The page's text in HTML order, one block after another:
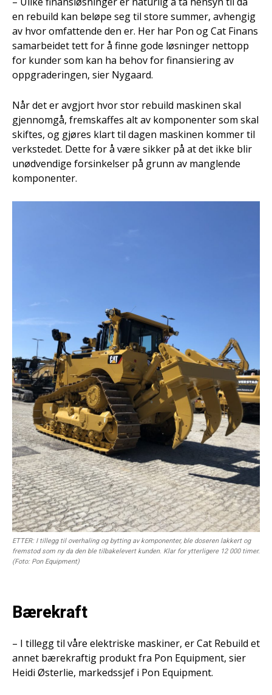
en rebuild kan beløpe seg til store summer, avhengig
av hvor omfattende den er. Her har Pon og Cat Finans
samarbeidet tett for å finne gode løsninger nettopp
for kunder som kan ha behov for finansiering av
oppgraderingen, sier Nygaard.
Når det er avgjort hvor stor rebuild maskinen skal
gjennomgå, fremskaffes alt av komponenter som skal
skiftes, og gjøres klart til dagen maskinen kommer til
verkstedet. Dette for å være sikker på at det ikke blir
unødvendige forsinkelser på grunn av manglende
komponenter.
ETTER: I tillegg til overhaling og bytting av komponenter, ble doseren lakkert og
fremstod som ny da den ble tilbakelevert kunden. Klar for ytterligere 12 000 timer.
(Foto: Pon Equipment)
Bærekraft
– I tillegg til våre elektriske maskiner, er Cat Rebuild et
annet bærekraftig produkt fra Pon Equipment, sier
Heidi Østerlie, markedssjef i Pon Equipment.